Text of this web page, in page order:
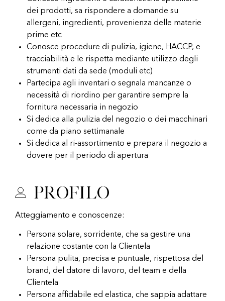
dei prodotti, sa rispondere a domande su
allergeni, ingredienti, provenienza delle materie
prime etc
Conosce procedure di pulizia, igiene, HACCP, e
tracciabilità e le rispetta mediante utilizzo degli
strumenti dati da sede (moduli etc)
Partecipa agli inventari o segnala mancanze o
necessità di riordino per garantire sempre la
fornitura necessaria in negozio
Si dedica alla pulizia del negozio o dei macchinari
come da piano settimanale
Si dedica al ri-assortimento e prepara il negozio a
dovere per il periodo di apertura
Profilo
Atteggiamento e conoscenze:
Persona solare, sorridente, che sa gestire una
relazione costante con la Clientela
Persona pulita, precisa e puntuale, rispettosa del
brand, del datore di lavoro, del team e della
Clientela
Persona affidabile ed elastica, che sappia adattare